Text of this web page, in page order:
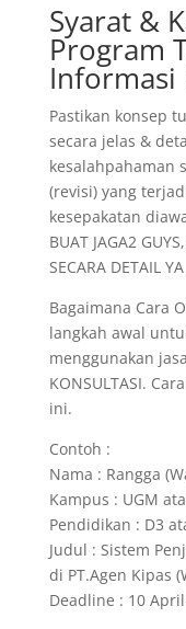
Syarat &
Program
Informasi
Pastikan konsep
secara jelas &
kesalahpahaman
(revisi) yang
kesepakatan
BUAT JAGA2
SECARA DETAIL
Bagaimana Cara
langkah awal
menggunakan
KONSULTASI.
ini.
Contoh :
Nama : Rangga
Kampus : UGM
Pendidikan : D3
Judul : Sistem
di PT.Agen Kipas
Deadline : 10